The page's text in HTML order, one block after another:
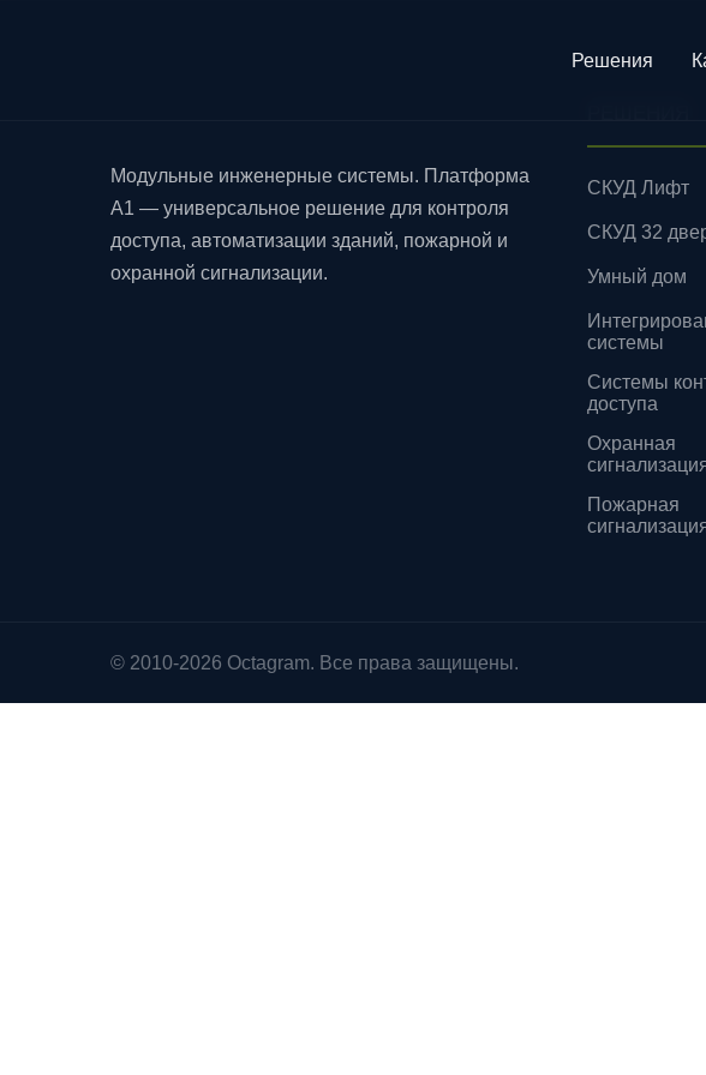
Решения
Модульные инженерные системы. Платформа
A1 — универсальное решение для контроля
доступа, автоматизации зданий, пожарной и
охранной сигнализации.
СКУД Лифт
СКУД 32
Умный дом
системы
Системы
доступа
Охранная
Пожарная
© 2010-2026 Octagram. Все права защищены.